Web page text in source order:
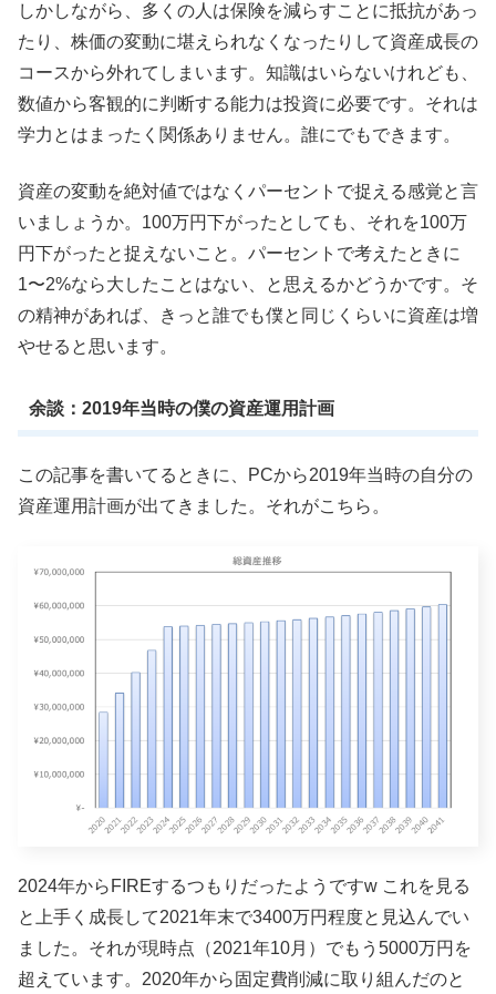
しかしながら、多くの人は保険を減らすことに抵抗があっ
たり、株価の変動に堪えられなくなったりして資産成長の
コースから外れてしまいます。知識はいらないけれども、
数値から客観的に判断する能力は投資に必要です。それは
学力とはまったく関係ありません。誰にでもできます。
資産の変動を絶対値ではなくパーセントで捉える感覚と言
いましょうか。100万円下がったとしても、それを100万
円下がったと捉えないこと。パーセントで考えたときに
1〜2%なら大したことはない、と思えるかどうかです。そ
の精神があれば、きっと誰でも僕と同じくらいに資産は増
やせると思います。
余談：2019年当時の僕の資産運用計画
この記事を書いてるときに、PCから2019年当時の自分の
資産運用計画が出てきました。それがこちら。
2024年からFIREするつもりだったようですw これを見る
と上手く成長して2021年末で3400万円程度と見込んでい
ました。それが現時点（2021年10月）でもう5000万円を
超えています。2020年から固定費削減に取り組んだのと